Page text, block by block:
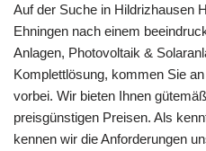
Auf der Suche in Hildrizhausen
Ehningen nach einem
Anlagen, Photovoltaik &
Komplettlösung, kommen Sie
vorbei. Wir bieten Ihnen
preisgünstigen Preisen. Als
kennen wir die Anforderungen